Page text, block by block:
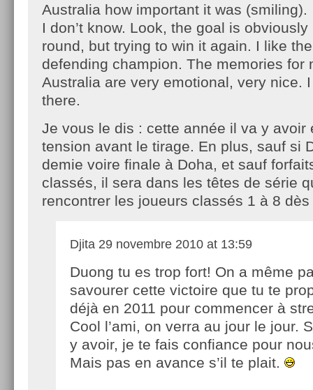
Australia how important it was (smiling).
I don’t know. Look, the goal is
round, but trying to win it again. I like
defending champion. The memories for
Australia are very emotional, very nice.
there.
Je vous le dis : cette année il va y avoir
tension avant le tirage. En plus, sauf si
demie voire finale à Doha, et sauf
classés, il sera dans les têtes de série
rencontrer les joueurs classés 1 à 8
Djita 29 novembre 2010 at 13:59
Duong tu es trop fort! On a même
savourer cette victoire que tu te
déjà en 2011 pour commencer à
Cool l’ami, on verra au jour le jour.
y avoir, je te fais confiance pour
Mais pas en avance s’il te plait.